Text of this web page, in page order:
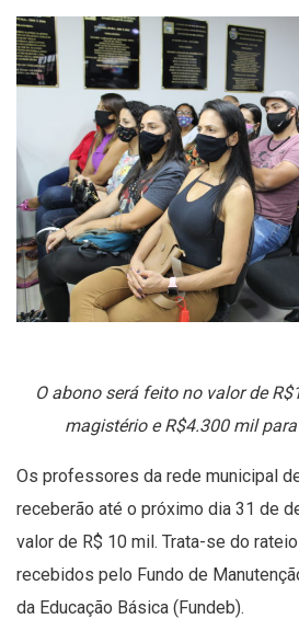
O abono será feito no valor de
magistério e R$4.300 mil
Os professores da rede municipal
receberão até o próximo dia 31 de
valor de R$ 10 mil. Trata-se do
recebidos pelo Fundo de
da Educação Básica (Fundeb).